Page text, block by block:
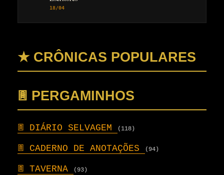
18/04
★ CRÔNICAS POPULARES
𖣍 PERGAMINHOS
𖣍 DIÁRIO SELVAGEM (118)
𖣍 CADERNO DE ANOTAÇÕES (94)
𖣍 TAVERNA (93)